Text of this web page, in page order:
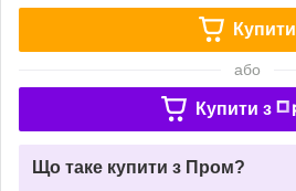
Купити
або
Купити з
Що таке купити з Пром?